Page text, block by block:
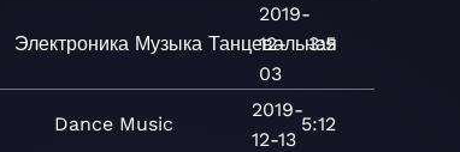
Электроника Музыка Танцевальная
2019-
12-
03
3:5
Dance Music
2019-
12-13
5:12